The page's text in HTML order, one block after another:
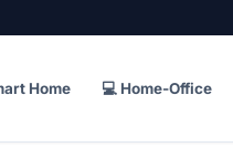
Home 💻 Home-Office